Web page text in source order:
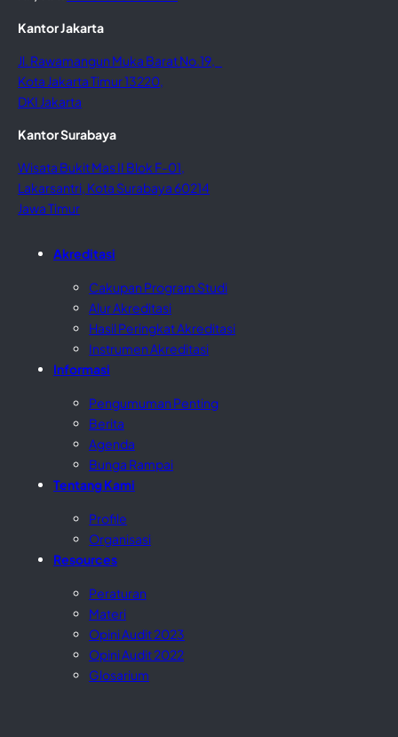
Kantor Jakarta
Jl. Rawamangun Muka Barat No.19,
Kota Jakarta Timur 13220,
DKI Jakarta
Kantor Surabaya
Wisata Bukit Mas II Blok F-01,
Lakarsantri, Kota Surabaya 60214
Jawa Timur
Akreditasi
Cakupan Program Studi
Alur Akreditasi
Hasil Peringkat Akreditasi
Instrumen Akreditasi
Informasi
Pengumuman Penting
Berita
Agenda
Bunga Rampai
Tentang Kami
Profile
Organisasi
Resources
Peraturan
Materi
Opini Audit 2023
Opini Audit 2022
Glosarium